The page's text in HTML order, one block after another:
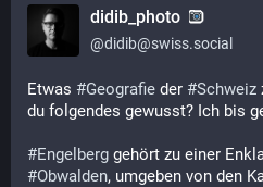
didib_photo
@didib@swiss.social
Etwas #Geografie der #Schweiz
du folgendes gewusst? Ich bis
#Engelberg
#Obwalden, umgeben von den